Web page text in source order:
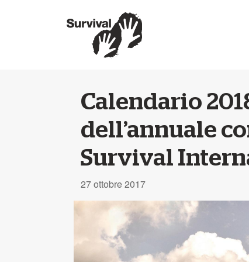
Calendario
dell’annuale
Survival
27 ottobre 2017